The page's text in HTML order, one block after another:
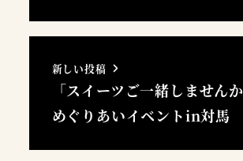
新しい投稿
「スイーツご一緒しませ
めぐりあいイベントin対馬